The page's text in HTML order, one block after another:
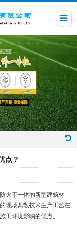
点？
火于一体的新型建筑材
现场离散技术生产工艺在
工环境影响的优点。